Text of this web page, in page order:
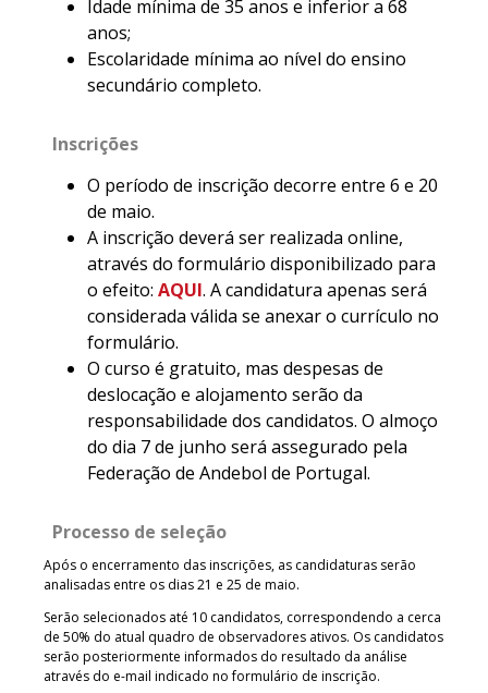
Idade mínima de 35 anos e inferior a 68
anos;
Escolaridade mínima ao nível do ensino
secundário completo.
Inscrições
O período de inscrição decorre entre 6 e 20
de maio.
A inscrição deverá ser realizada online,
através do formulário disponibilizado para
o efeito: AQUI. A candidatura apenas será
considerada válida se anexar o currículo no
formulário.
O curso é gratuito, mas despesas de
deslocação e alojamento serão da
responsabilidade dos candidatos. O almoço
do dia 7 de junho será assegurado pela
Federação de Andebol de Portugal.
Processo de seleção
Após o encerramento das inscrições, as candidaturas serão
analisadas entre os dias 21 e 25 de maio.
Serão selecionados até 10 candidatos, correspondendo a cerca
de 50% do atual quadro de observadores ativos. Os candidatos
serão posteriormente informados do resultado da análise
através do e-mail indicado no formulário de inscrição.